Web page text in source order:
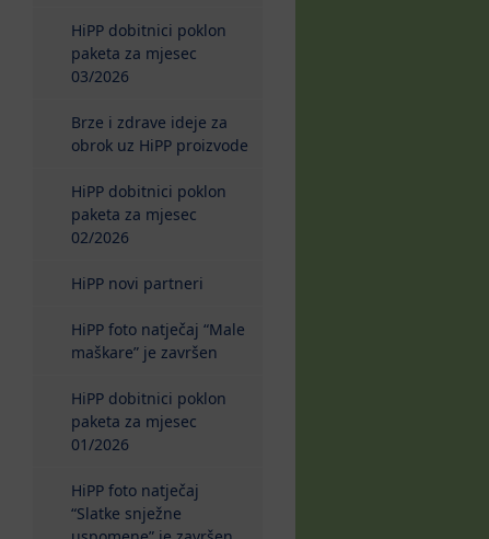
HiPP dobitnici poklon
paketa za mjesec
03/2026
Brze i zdrave ideje za
obrok uz HiPP proizvode
HiPP dobitnici poklon
paketa za mjesec
02/2026
HiPP novi partneri
HiPP foto natječaj “Male
maškare” je završen
HiPP dobitnici poklon
paketa za mjesec
01/2026
HiPP foto natječaj
“Slatke snježne